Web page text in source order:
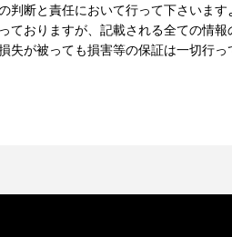
判断と責任において行って下さいま
ておりますが、記載される全ての情報
失が被っても損害等の保証は一切行っ